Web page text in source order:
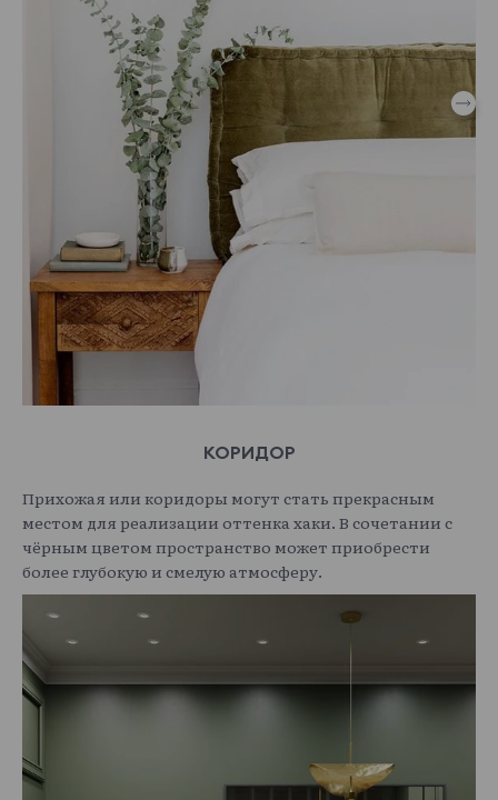
КОРИДОР
Прихожая или коридоры могут стать прекрасным
местом для реализации оттенка хаки. В сочетании с
чёрным цветом пространство может приобрести
более глубокую и смелую атмосферу.